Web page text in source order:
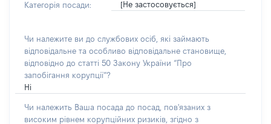
Категорія посади: [Не застосовується]
Чи належите ви до службових осіб, які займають
відповідальне та особливо відповідальне становище,
відповідно до статті 50 Закону України “Про
запобігання корупції”?
Ні
Чи належить Ваша посада до посад, пов'язаних з
високим рівнем корупційних ризиків, згідно з